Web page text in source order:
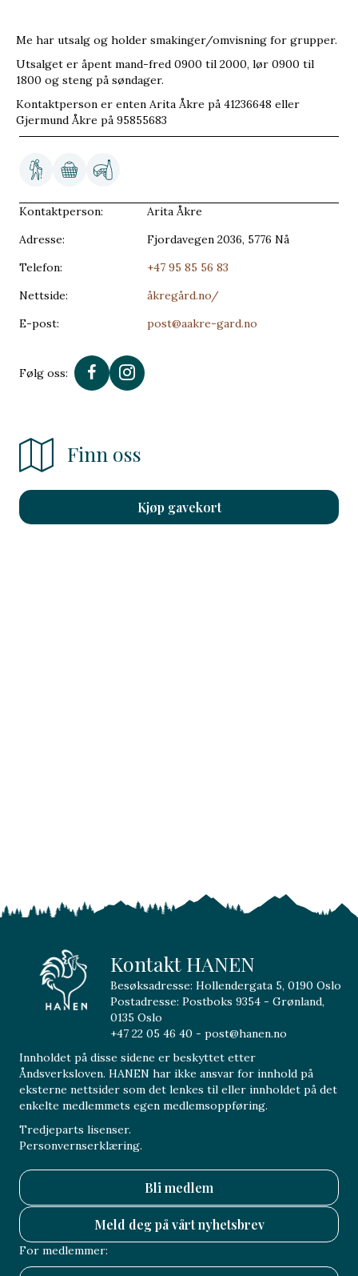
Kontaktperson:
Arita Åkre
Adresse:
Fjordavegen 2036, 5776 Nå
Telefon:
+47 95 85 56 83
Nettside:
åkregård.no/
E-post:
post@aakre-gard.no
Følg oss:
Finn oss
Kjøp gavekort
Me har utsalg og holder smakinger/omvisning for grupper.
Utsalget er åpent mand-fred 0900 til 2000, lør 0900 til
1800 og steng på søndager.
Kontaktperson er enten Arita Åkre på 41236648 eller
Gjermund Åkre på 95855683
Kontakt HANEN
Besøksadresse: Hollendergata 5, 0190 Oslo
Postadresse: Postboks 9354 - Grønland,
0135 Oslo
+47 22 05 46 40 - post@hanen.no
Innholdet på disse sidene er beskyttet etter
Åndsverksloven. HANEN har ikke ansvar for innhold på
eksterne nettsider som det lenkes til eller innholdet på det
enkelte medlemmets egen medlemsoppføring.
Tredjeparts lisenser.
Personvernserklæring.
Bli medlem
Meld deg på vårt nyhetsbrev
For medlemmer: